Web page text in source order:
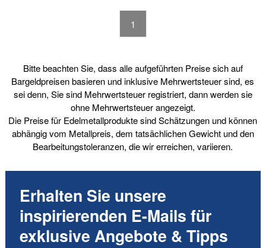
1
Bitte beachten Sie, dass alle aufgeführten Preise sich auf
Bargeldpreisen basieren und inklusive Mehrwertsteuer sind, es
sei denn, Sie sind Mehrwertsteuer registriert, dann werden sie
ohne Mehrwertsteuer angezeigt.
Die Preise für Edelmetallprodukte sind Schätzungen und können
abhängig vom Metallpreis, dem tatsächlichen Gewicht und den
Bearbeitungstoleranzen, die wir erreichen, variieren.
Erhalten Sie unsere
inspirierenden E-Mails für
exklusive Angebote & Tipps